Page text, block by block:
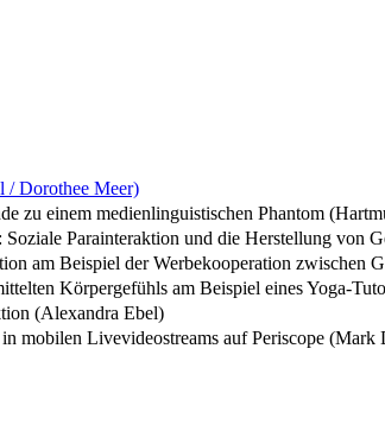
/ Dorothee Meer)
zu einem medienlinguistischen Phantom
Parainteraktion und die Herstellung von
am Beispiel der Werbekooperation
Körpergefühls am Beispiel eines Yoga-
(Alexandra Ebel)
mobilen Livevideostreams auf Periscope (Mark